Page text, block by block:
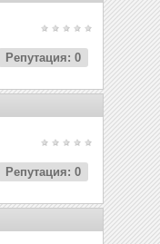
Репутация: 0
Репутация: 0